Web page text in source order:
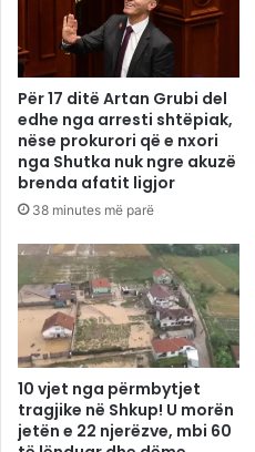
Për 17 ditë Artan Grubi del
edhe nga arresti shtëpiak,
nëse prokurori që e nxori
nga Shutka nuk ngre akuzë
brenda afatit ligjor
38 minutes më parë
10 vjet nga përmbytjet
tragjike në Shkup! U morën
jetën e 22 njerëzve, mbi 60